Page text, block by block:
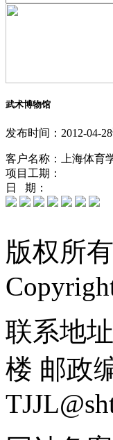
武术博物馆
发布时间：2012-04-28
客户名称：上海体育
项目工期：
日 期：
版权所
联系地
楼 邮政